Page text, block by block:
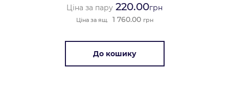
Ціна за пару 220.00грн
Ціна за ящ. 1 760.00 грн
До кошику